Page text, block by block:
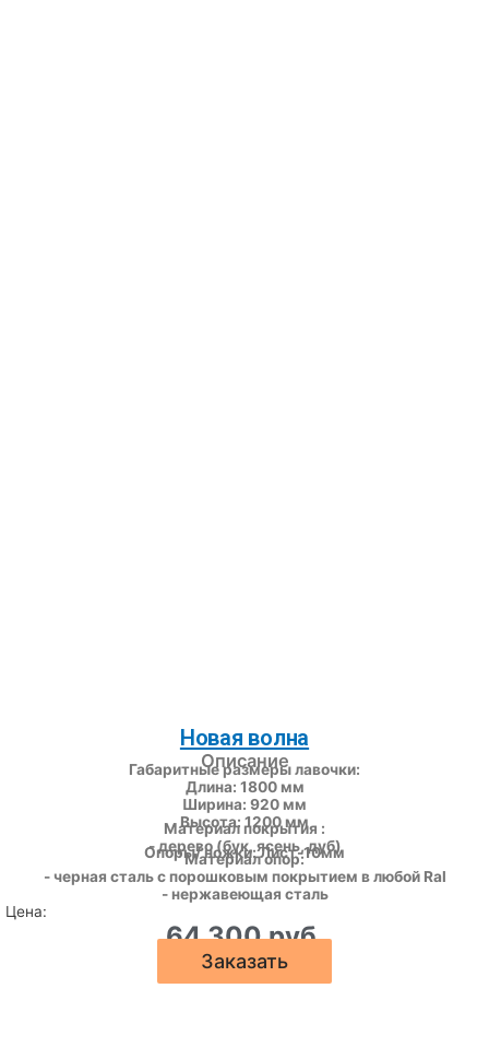
Новая волна
Описание
Габаритные размеры лавочки:
Длина: 1800 мм
Ширина: 920 мм
Высота: 1200 мм
Материал покрытия :
- дерево (бук, ясень, дуб)
Опоры/ ножки: Лист-10мм
Материал опор:
- черная сталь с порошковым покрытием в любой Ral
- нержавеющая сталь
Цена:
64 300 руб.
Заказать